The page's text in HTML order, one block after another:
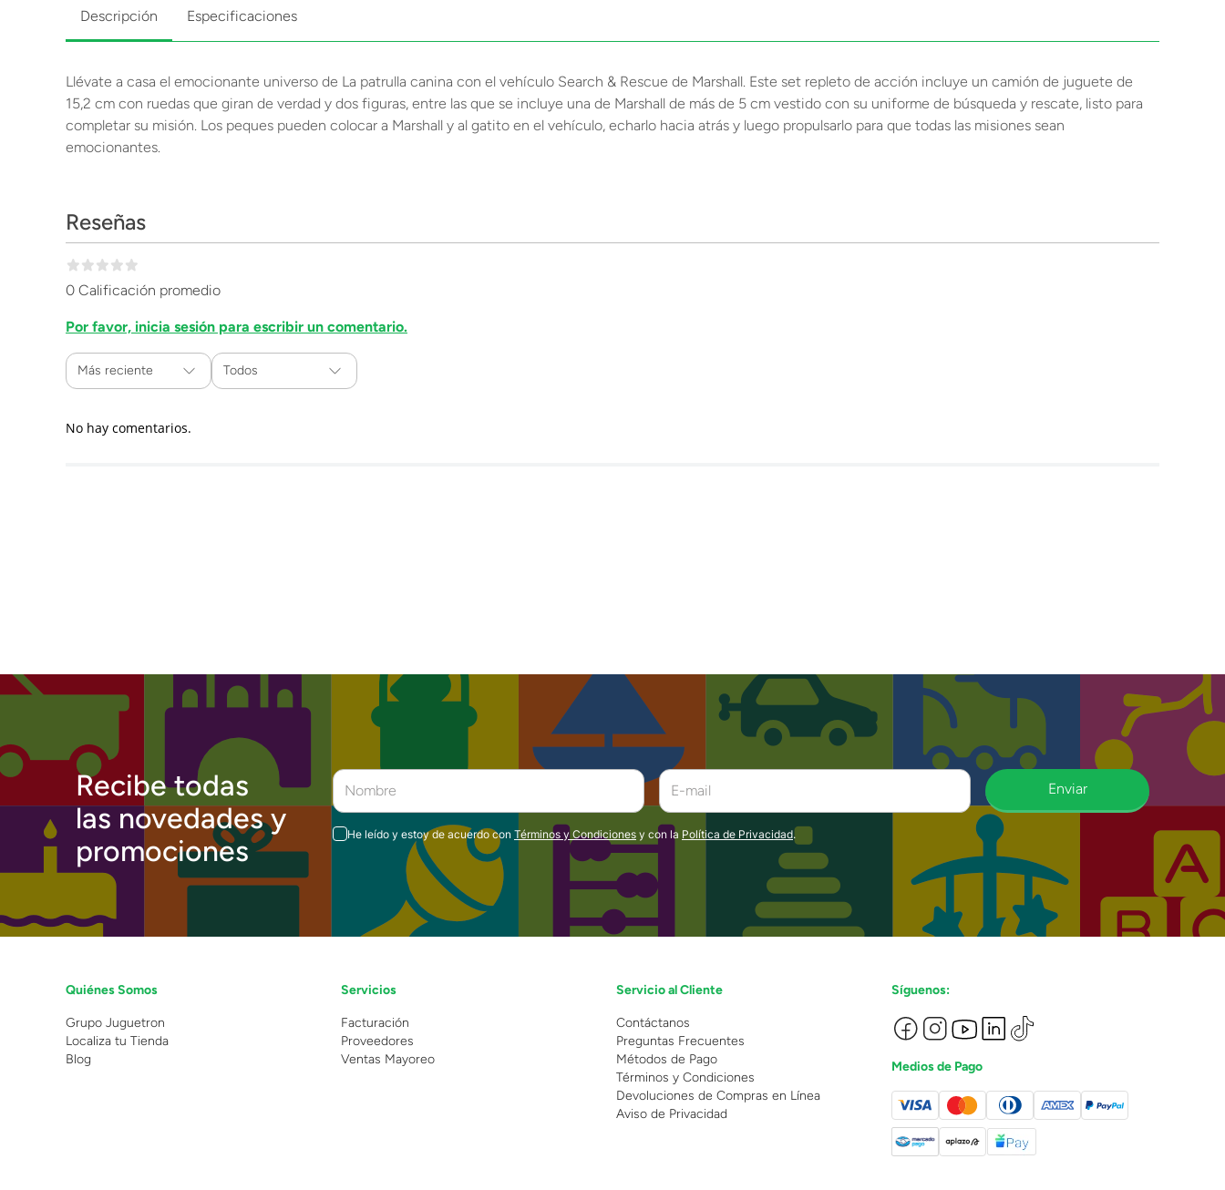
Descripción Especificaciones
Llévate a casa el emocionante universo de La patrulla canina con el vehículo Search & Rescue de Marshall. Este set repleto de acción incluye un camión de juguete de
15,2 cm con ruedas que giran de verdad y dos figuras, entre las que se incluye una de Marshall de más de 5 cm vestido con su uniforme de búsqueda y rescate, listo para
completar su misión. Los peques pueden colocar a Marshall y al gatito en el vehículo, echarlo hacia atrás y luego propulsarlo para que todas las misiones sean
emocionantes.
Reseñas
0 Calificación promedio
Por favor, inicia sesión para escribir un comentario.
Más reciente Todos
No hay comentarios.
Recibe todas
las novedades y
promociones
Enviar
He leído y estoy de acuerdo con Términos y Condiciones y con la Política de Privacidad.
Quiénes Somos
Grupo Juguetron
Localiza tu Tienda
Blog
Servicios
Facturación
Proveedores
Ventas Mayoreo
Servicio al Cliente
Contáctanos
Preguntas Frecuentes
Métodos de Pago
Términos y Condiciones
Devoluciones de Compras en Línea
Aviso de Privacidad
Síguenos:
Medios de Pago